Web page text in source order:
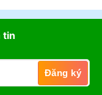
Hội , Tỉnh Vĩnh
2 đến Thứ 7,
tin